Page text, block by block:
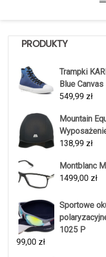
PRODUKTY
Trampki
Blue Canvas
549,99 zł
Mountain
138,99 zł
Montblanc
1499,00 zł
Sportowe
1025 P
99,00 zł